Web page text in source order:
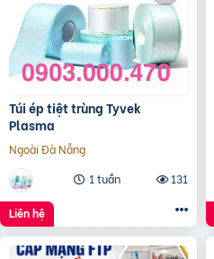
Túi ép tiệt trùng Tyvek
Plasma
Ngoài Đà Nẵng
1 tuần
131
Liên hệ